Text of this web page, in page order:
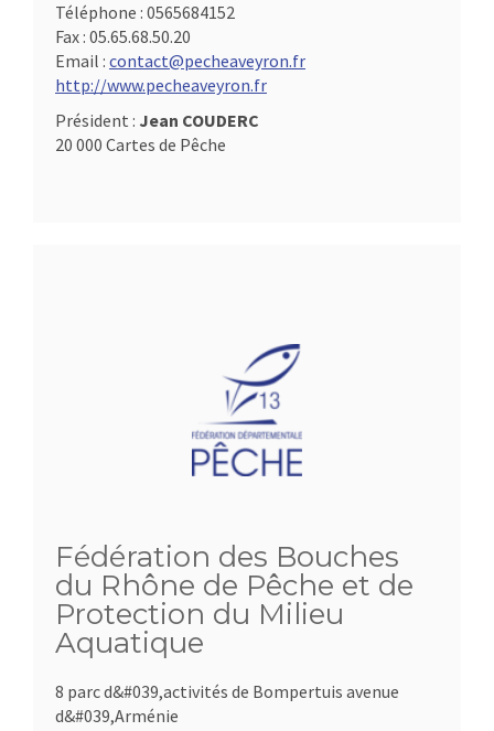
Téléphone : 0565684152
Fax : 05.65.68.50.20
Email : contact@pecheaveyron.fr
http://www.pecheaveyron.fr
Président : Jean COUDERC
20 000 Cartes de Pêche
Fédération des Bouches
du Rhône de Pêche et de
Protection du Milieu
Aquatique
8 parc d&#039,activités de Bompertuis avenue
d&#039,Arménie